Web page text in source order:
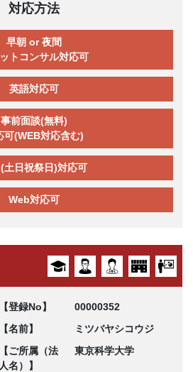
対応方法
早朝 or 夜間
トコンサル対応可
英語対応可
事前面談(無料)
可(WEB対応含む)
土日祝祭日)対応可
Web対応可
【登録No】
00000352
【名前】
ミツバヤシコウジ
【ご所属（法
人名）】
東京科学大学